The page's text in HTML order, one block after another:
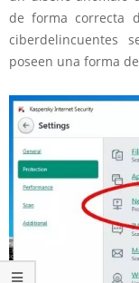
de forma correcta
ciberdelincuentes
poseen una forma